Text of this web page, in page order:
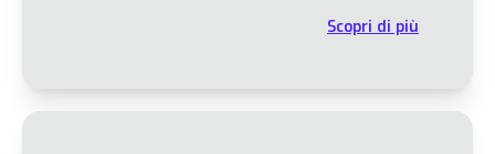
Scopri di più